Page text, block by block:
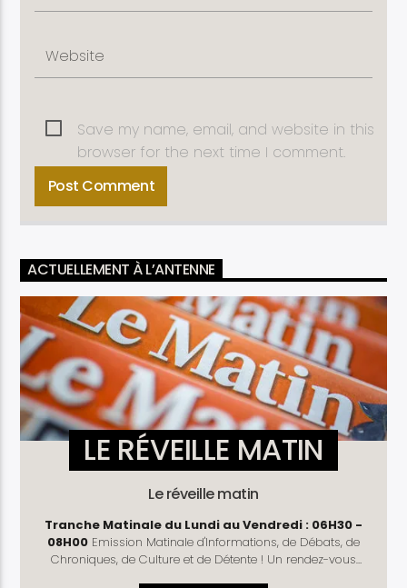
Save my name, email, and website in this
browser for the next time I comment.
ACTUELLEMENT À L’ANTENNE
LE RÉVEILLE MATIN
Le réveille matin
Tranche Matinale du Lundi au Vendredi : 06H30 -
08H00
Chroniques, de Culture et de Détente ! Un rendez-vous